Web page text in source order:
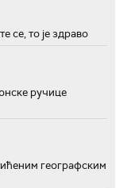
се, то је здраво
ручице
географским